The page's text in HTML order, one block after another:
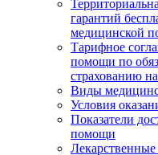
гарантий
медицинской
Тарифное
помощи по
страхованию
Виды
Условия
Показатели
помощи